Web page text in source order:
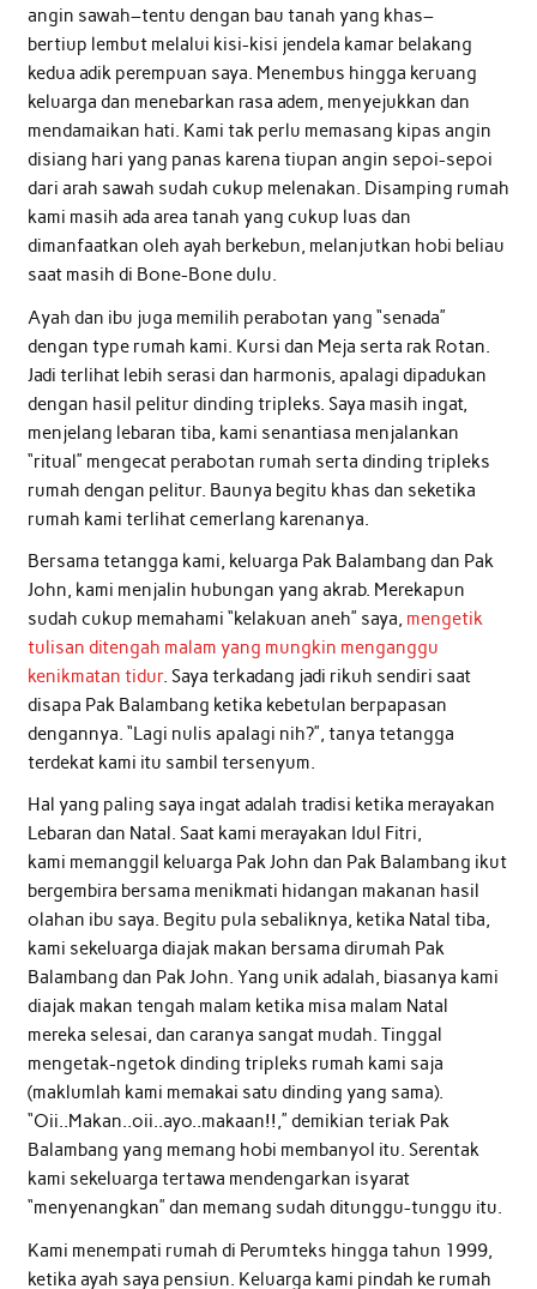
angin sawah–tentu dengan bau tanah yang khas–
bertiup lembut melalui kisi-kisi jendela kamar belakang
kedua adik perempuan saya. Menembus hingga keruang
keluarga dan menebarkan rasa adem, menyejukkan dan
mendamaikan hati. Kami tak perlu memasang kipas angin
disiang hari yang panas karena tiupan angin sepoi-sepoi
dari arah sawah sudah cukup melenakan. Disamping rumah
kami masih ada area tanah yang cukup luas dan
dimanfaatkan oleh ayah berkebun, melanjutkan hobi beliau
saat masih di Bone-Bone dulu.
Ayah dan ibu juga memilih perabotan yang “senada”
dengan type rumah kami. Kursi dan Meja serta rak Rotan.
Jadi terlihat lebih serasi dan harmonis, apalagi dipadukan
dengan hasil pelitur dinding tripleks. Saya masih ingat,
menjelang lebaran tiba, kami senantiasa menjalankan
“ritual” mengecat perabotan rumah serta dinding tripleks
rumah dengan pelitur. Baunya begitu khas dan seketika
rumah kami terlihat cemerlang karenanya.
Bersama tetangga kami, keluarga Pak Balambang dan Pak
John, kami menjalin hubungan yang akrab. Merekapun
sudah cukup memahami “kelakuan aneh” saya, mengetik
tulisan ditengah malam yang mungkin menganggu
kenikmatan tidur. Saya terkadang jadi rikuh sendiri saat
disapa Pak Balambang ketika kebetulan berpapasan
dengannya. “Lagi nulis apalagi nih?”, tanya tetangga
terdekat kami itu sambil tersenyum.
Hal yang paling saya ingat adalah tradisi ketika merayakan
Lebaran dan Natal. Saat kami merayakan Idul Fitri,
kami memanggil keluarga Pak John dan Pak Balambang ikut
bergembira bersama menikmati hidangan makanan hasil
olahan ibu saya. Begitu pula sebaliknya, ketika Natal tiba,
kami sekeluarga diajak makan bersama dirumah Pak
Balambang dan Pak John. Yang unik adalah, biasanya kami
diajak makan tengah malam ketika misa malam Natal
mereka selesai, dan caranya sangat mudah. Tinggal
mengetak-ngetok dinding tripleks rumah kami saja
(maklumlah kami memakai satu dinding yang sama).
“Oii..Makan..oii..ayo..makaan!!,” demikian teriak Pak
Balambang yang memang hobi membanyol itu. Serentak
kami sekeluarga tertawa mendengarkan isyarat
“menyenangkan” dan memang sudah ditunggu-tunggu itu.
Kami menempati rumah di Perumteks hingga tahun 1999,
ketika ayah saya pensiun. Keluarga kami pindah ke rumah